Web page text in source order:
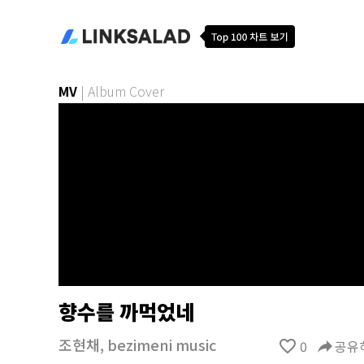
MV | Album Cover
향수를 까먹었네
조현채, bezimeni music favorite_border 0 reply공유